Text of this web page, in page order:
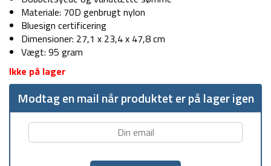
Materiale: 70D genbrugt nylon
Bluesign certificering
Dimensioner: 27,1 x 23,4 x 47,8 cm
Vægt: 95 gram
Ikke på lager
Modtag en mail når produktet er på lager igen